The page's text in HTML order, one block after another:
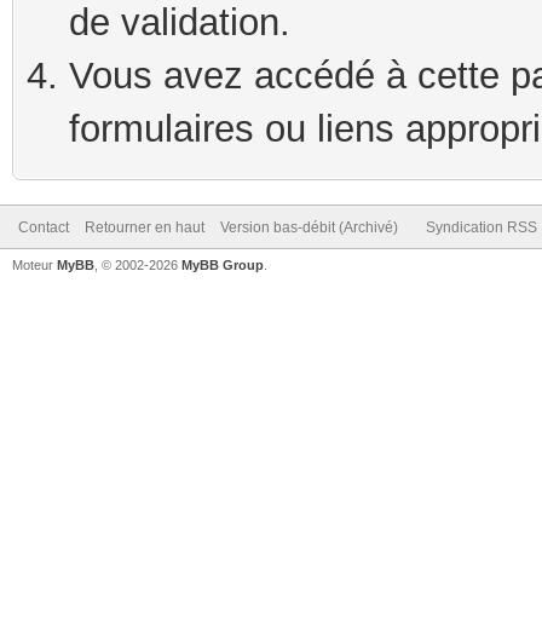
de validation.
Vous avez accédé à cette
formulaires ou liens
Contact Retourner en haut Version bas-débit (Archivé) Syndication RSS
Moteur MyBB , © 2002-2026 MyBB Group